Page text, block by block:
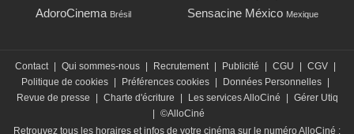
AdoroCinema Brésil Sensacine México Mexique
Contact | Qui sommes-nous | Recrutement | Publicité | CGU | CGV |
Politique de cookies | Préférences cookies | Données Personnelles |
Revue de presse
| Charte d'écriture | Les services AlloCiné | Gérer Utiq
| ©AlloCiné
Retrouvez tous les horaires et infos de votre cinéma sur le numéro AlloCiné :